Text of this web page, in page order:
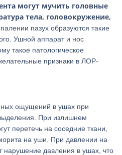
могут мучить головные
тела, головокружение,
пазух образуются такие
Ушной аппарат и нос
такое патологическое
признаки в ЛОР-
ощущений в ушах при
При излишнем
перетечь на соседние ткани,
на уши. При давлении на
нарушение давления в ушах, что